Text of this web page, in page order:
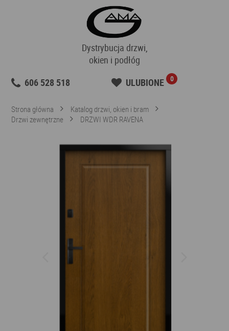
Dystrybucja drzwi,
okien i podłóg
606 528 518
ULUBIONE 0
Strona główna
Katalog drzwi, okien i bram
Drzwi zewnętrzne
DRZWI WDR RAVENA